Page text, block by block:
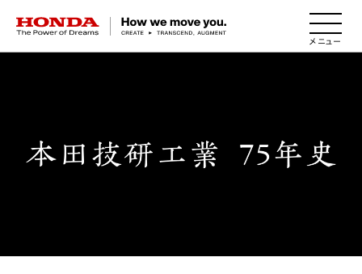
HONDA The Power of Dreams